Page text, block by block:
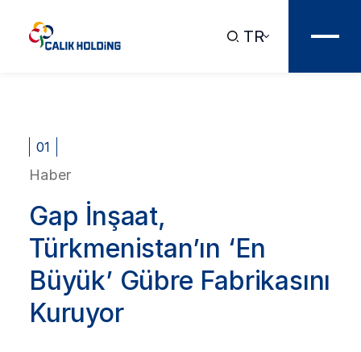
TR
01
Haber
Gap İnşaat,
Türkmenistan’ın ‘En
Büyük’ Gübre Fabrikasını
Kuruyor